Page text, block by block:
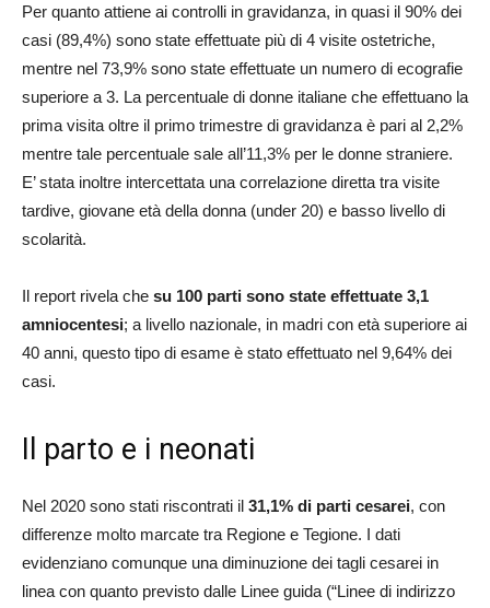
Per quanto attiene ai controlli in gravidanza, in quasi il 90% dei
casi (89,4%) sono state effettuate più di 4 visite ostetriche,
mentre nel 73,9% sono state effettuate un numero di ecografie
superiore a 3. La percentuale di donne italiane che effettuano la
prima visita oltre il primo trimestre di gravidanza è pari al 2,2%
mentre tale percentuale sale all’11,3% per le donne straniere.
E’ stata inoltre intercettata una correlazione diretta tra visite
tardive, giovane età della donna (under 20) e basso livello di
scolarità.
Il report rivela che su 100 parti sono state effettuate 3,1
amniocentesi; a livello nazionale, in madri con età superiore ai
40 anni, questo tipo di esame è stato effettuato nel 9,64% dei
casi.
Il parto e i neonati
Nel 2020 sono stati riscontrati il 31,1% di parti cesarei, con
differenze molto marcate tra Regione e Tegione. I dati
evidenziano comunque una diminuzione dei tagli cesarei in
linea con quanto previsto dalle Linee guida (“Linee di indirizzo